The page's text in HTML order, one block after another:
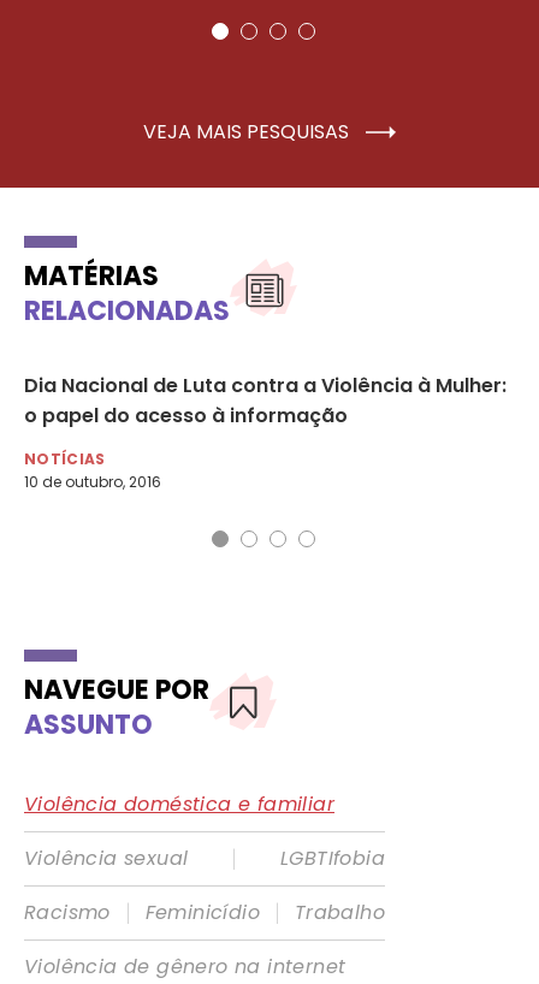
VEJA MAIS PESQUISAS
MATÉRIAS
RELACIONADAS
Dia Nacional de Luta contra a Violência à Mulher:
o papel do acesso à informação
NOTÍCIAS
10 de outubro, 2016
NAVEGUE POR
ASSUNTO
Violência doméstica e familiar
Violência sexual
|
LGBTIfobia
Racismo
| Feminicídio |
Trabalho
Violência de gênero na internet